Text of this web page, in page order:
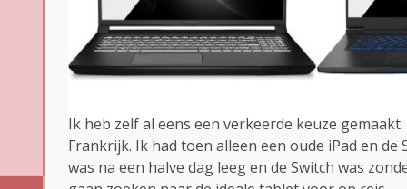
Ik heb zelf al eens een verkeerde keuze
Frankrijk. Ik had toen alleen een oude iPad en de
was na een halve dag leeg en de Switch was